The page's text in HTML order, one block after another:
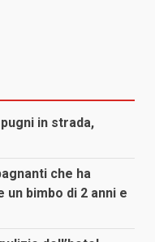
in strada,
che ha
bimbo di 2 anni e